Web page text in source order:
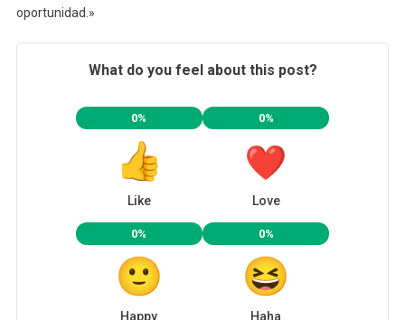
oportunidad.»
What do you feel about this post?
0%
Like
0%
Love
0%
Happy
0%
Haha